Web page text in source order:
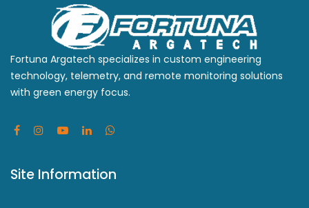
Fortuna Argatech specializes in custom engineering
technology, telemetry, and remote monitoring solutions
with green energy focus.
Site Information